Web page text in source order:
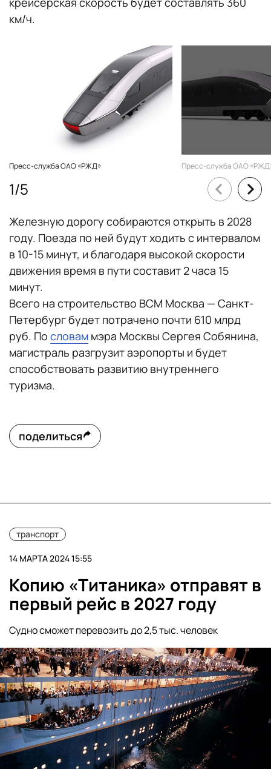
км/ч.
Пресс-служба ОАО «РЖД» Пресс-служба ОАО
1/5
Железную дорогу собираются открыть в 2028
году. Поезда по ней будут ходить с интервалом
в 10-15 минут, и благодаря высокой скорости
движения время в пути составит 2 часа 15
минут.
Всего на строительство ВСМ Москва — Санкт-
Петербург будет потрачено почти 610 млрд
руб. По словам мэра Москвы Сергея Собянина,
магистраль разгрузит аэропорты и будет
способствовать развитию внутреннего
туризма.
поделиться
транспорт
14 МАРТА 2024 15:55
Копию «Титаника» отправят в
первый рейс в 2027 году
Судно сможет перевозить до 2,5 тыс. человек